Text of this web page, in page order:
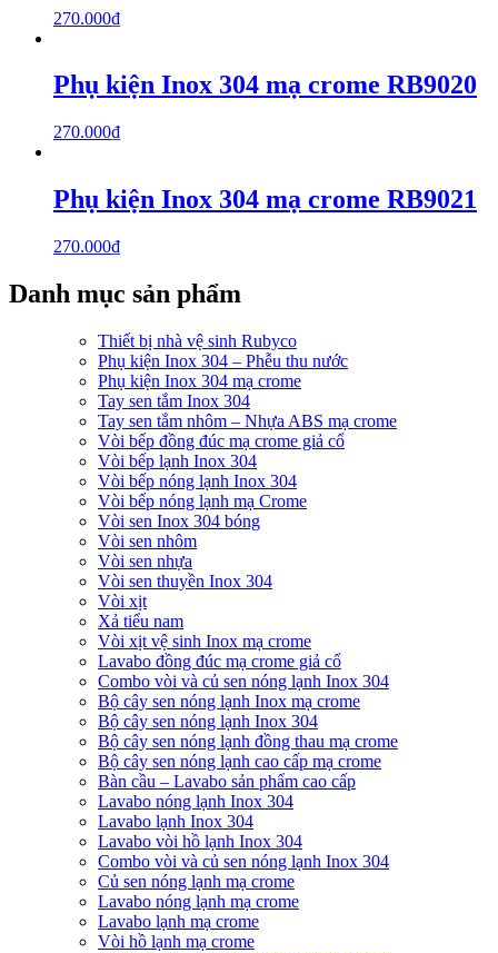
270.000₫
Phụ kiện Inox 304 mạ crome RB9020
270.000₫
Phụ kiện Inox 304 mạ crome RB9021
270.000₫
Danh mục sản phẩm
Thiết bị nhà vệ sinh Rubyco
Phụ kiện Inox 304 – Phễu thu nước
Phụ kiện Inox 304 mạ crome
Tay sen tắm Inox 304
Tay sen tắm nhôm – Nhựa ABS mạ crome
Vòi bếp đồng đúc mạ crome giả cổ
Vòi bếp lạnh Inox 304
Vòi bếp nóng lạnh Inox 304
Vòi bếp nóng lạnh mạ Crome
Vòi sen Inox 304 bóng
Vòi sen nhôm
Vòi sen nhựa
Vòi sen thuyền Inox 304
Vòi xịt
Xả tiểu nam
Vòi xịt vệ sinh Inox mạ crome
Lavabo đồng đúc mạ crome giả cổ
Combo vòi và củ sen nóng lạnh Inox 304
Bộ cây sen nóng lạnh Inox mạ crome
Bộ cây sen nóng lạnh Inox 304
Bộ cây sen nóng lạnh đồng thau mạ crome
Bộ cây sen nóng lạnh cao cấp mạ crome
Bàn cầu – Lavabo sản phẩm cao cấp
Lavabo nóng lạnh Inox 304
Lavabo lạnh Inox 304
Lavabo vòi hồ lạnh Inox 304
Combo vòi và củ sen nóng lạnh Inox 304
Củ sen nóng lạnh mạ crome
Lavabo nóng lạnh mạ crome
Lavabo lạnh mạ crome
Vòi hồ lạnh mạ crome